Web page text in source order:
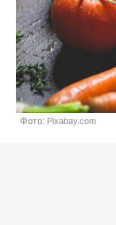
Фото: Pixabay.com